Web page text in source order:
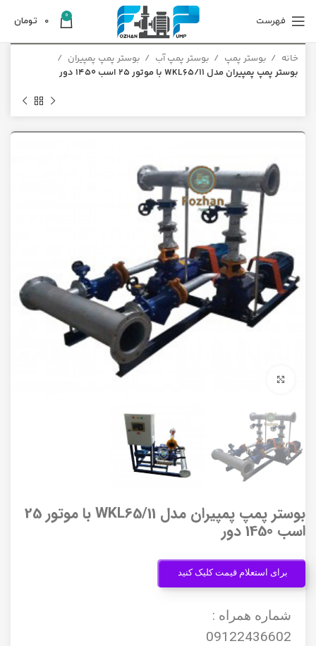
فهرست 0
0 تومان
خانه بوستر پمپ بوستر پمپ آب
بوستر پمپ پمپیران
بوستر پمپ پمپیران مدل WKL65/11 با موتور 25 اسب 1450 دور
بوستر پمپ پمپیران مدل WKL65/11 با موتور 25
اسب 1450 دور
برای استعلام قیمت کلیک کنید
شماره همراه :
09122436602